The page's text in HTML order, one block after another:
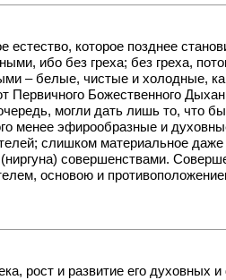
которое позднее
ибо без греха; без греха,
– белые, чистые и холодные,
Божественного
могли дать лишь то, что
менее эфирообразные и
слишком материальное даже
совершенствами.
основою и
рост и развитие его духовных и